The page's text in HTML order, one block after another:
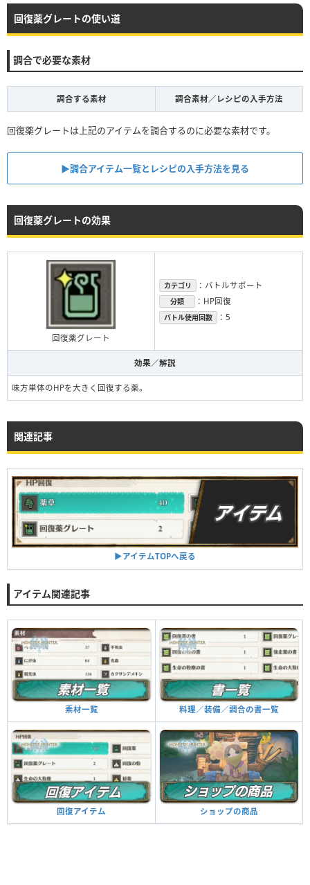
回復薬グレートの使い道
調合で必要な素材
調合する素材 調合素材／レシピの入手方法
回復薬グレートは上記のアイテムを調合するのに必要な素材です。
▶︎調合アイテム一覧とレシピの入手方法を見る
回復薬グレートの効果
回復薬グレート
カテゴリ ：バトルサポート
分類 ：HP回復
バトル使用回数 ：5
効果／解説
味方単体のHPを大きく回復する薬。
関連記事
▶︎アイテムTOPへ戻る
アイテム関連記事
素材一覧 料理／装備／調合の書一覧
回復アイテム ショップの商品